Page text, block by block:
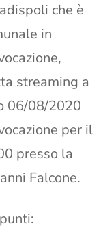
che è
in
streaming a
06/08/2020
per il
presso la
Falcone.